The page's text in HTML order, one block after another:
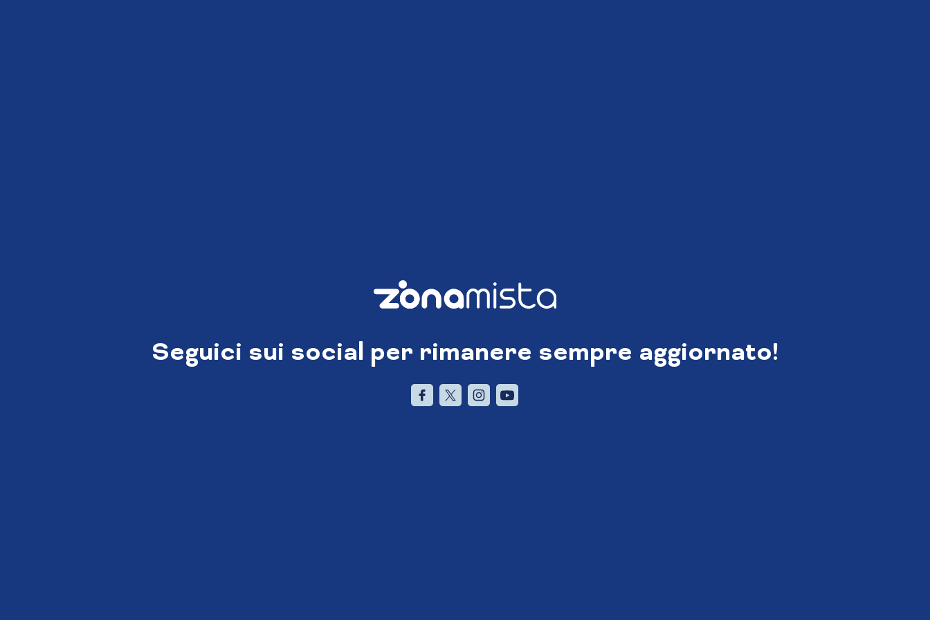
Seguici sui social per rimanere sempre aggiornato!